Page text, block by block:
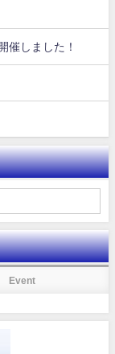
催しました！
Event